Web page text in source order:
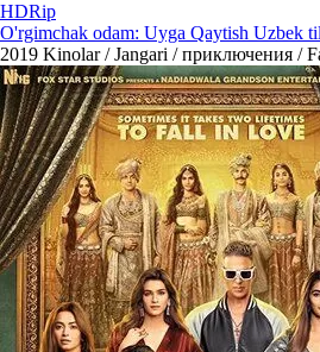
HDRip
O'rgimchak odam: Uyga Qaytish Uzbek
2019 Kinolar / Jangari / приключения /